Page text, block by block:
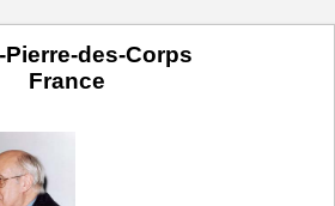
Pierre-des-Corps
France